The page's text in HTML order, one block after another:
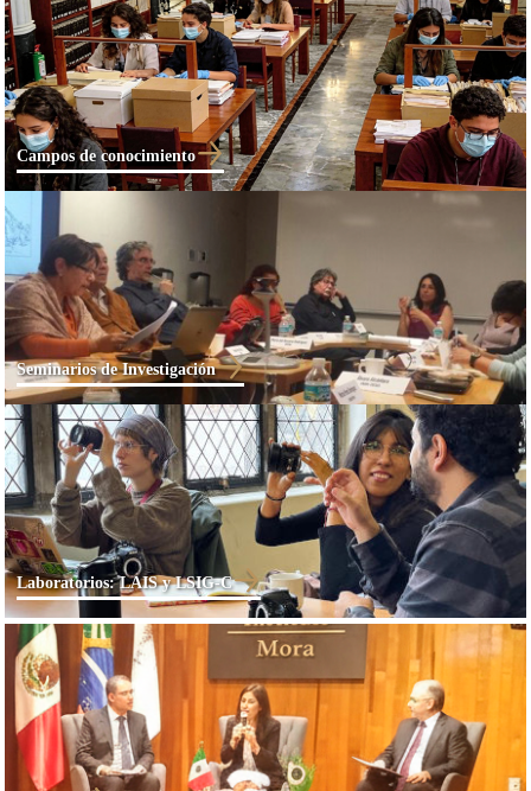
Campos de conocimiento
Seminarios de Investigación
Laboratorios: LAIS y LSIG-C